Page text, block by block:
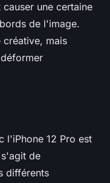
une certaine
de l'image.
créative, mais
l'iPhone 12 Pro est
de
différents